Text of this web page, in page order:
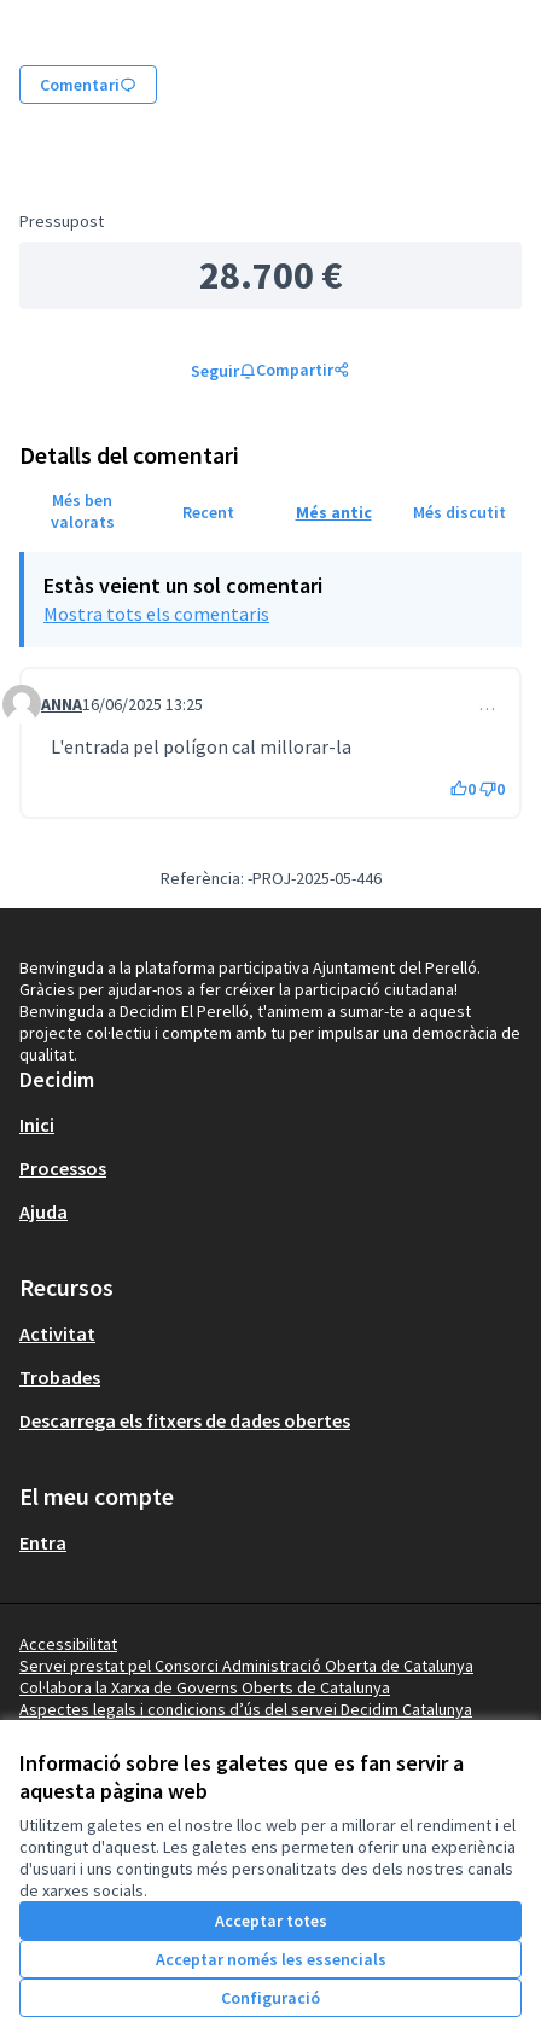
Informació sobre les galetes que es fan servir a
aquesta pàgina web
Utilitzem galetes en el nostre lloc web per a millorar el rendiment i el
contingut d'aquest. Les galetes ens permeten oferir una experiència
d'usuari i uns continguts més personalitzats des dels nostres canals
de xarxes socials.
Acceptar totes
Acceptar només les essencials
Configuració
Inici Cercar Activitat Entra
Comentari
Pressupost
28.700 €
Seguir Compartir
Detalls del comentari
Més ben
valorats
Recent Més antic Més discutit
Estàs veient un sol comentari
Mostra tots els comentaris
Comentari 360
ANNA16/06/2025 13:25 …
L'entrada pel polígon cal millorar-la
0 0
Referència: -PROJ-2025-05-446
Benvinguda a la plataforma participativa Ajuntament del Perelló.
Gràcies per ajudar-nos a fer créixer la participació ciutadana!
Benvinguda a Decidim El Perelló, t'animem a sumar-te a aquest
projecte col·lectiu i comptem amb tu per impulsar una democràcia de
qualitat.
Decidim
Inici
Processos
Ajuda
Recursos
Activitat
Trobades
Descarrega els fitxers de dades obertes
El meu compte
Entra
Accessibilitat
Servei prestat pel Consorci Administració Oberta de Catalunya
Col·labora la Xarxa de Governs Oberts de Catalunya
Aspectes legals i condicions d’ús del servei Decidim Catalunya
Termes i condicions
Configuració de les galetes
Ajuntament del Perelló a X
(Enllaç extern)
Ajuntament del Perelló a Facebook
(Enllaç extern)
Ajuntament del Perelló a Instagram
(Enllaç extern)
Ajuntament del Perelló a GitHub
(Enllaç extern)
Web creada amb
(Enllaç extern)
Amb
(Enllaç